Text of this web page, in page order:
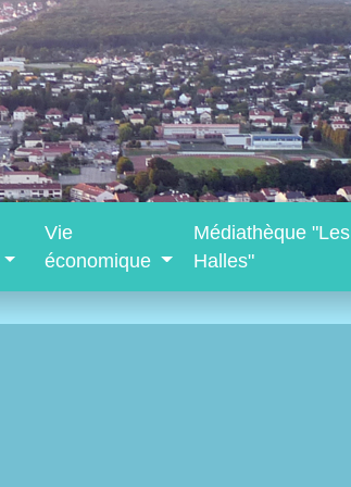
Vie
économique
Médiathèque "Les
Halles"